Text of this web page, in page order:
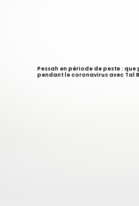
Pessah en période de peste :
pendant le coronavirus avec Tal